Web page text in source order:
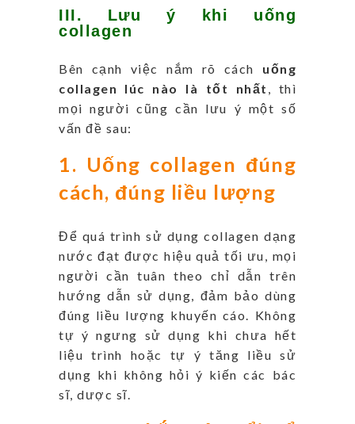
III. Lưu ý khi uống
collagen
Bên cạnh việc nắm rõ cách uống
collagen lúc nào là tốt nhất , thì
mọi người cũng cần lưu ý một số
vấn đề sau:
1. Uống collagen đúng
cách, đúng liều lượng
Để quá trình sử dụng collagen dạng
nước đạt được hiệu quả tối ưu, mọi
người cần tuân theo chỉ dẫn trên
hướng dẫn sử dụng, đảm bảo dùng
đúng liều lượng khuyến cáo. Không
tự ý ngưng sử dụng khi chưa hết
liệu trình hoặc tự ý tăng liều sử
dụng khi không hỏi ý kiến các bác
sĩ, dược sĩ.